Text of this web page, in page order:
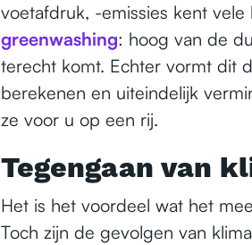
voetafdruk, -emissies kent
greenwashing: hoog van de
terecht komt. Echter vormt dit
berekenen en uiteindelijk
ze voor u op een rij.
Tegengaan van
Het is het voordeel wat het
Toch zijn de gevolgen van